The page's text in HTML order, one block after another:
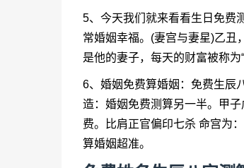
5、今天我们就来看看生日免费
常婚姻幸福。(妻宫与妻星)乙丑
是他的妻子，每天的财富被称为
6、婚姻免费算婚姻：免费生辰
造：婚姻免费测算另一半。甲
费。比肩正官偏印七杀 命宫为
算婚姻超准。